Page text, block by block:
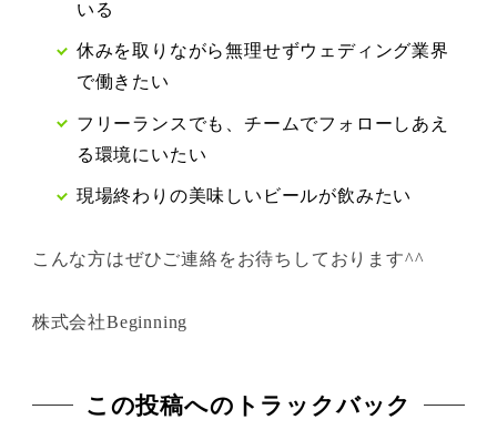
いる
休みを取りながら無理せずウェディング業界
で働きたい
フリーランスでも、チームでフォローしあえ
る環境にいたい
現場終わりの美味しいビールが飲みたい
こんな方はぜひご連絡をお待ちしております^^
株式会社Beginning
この投稿へのトラックバック